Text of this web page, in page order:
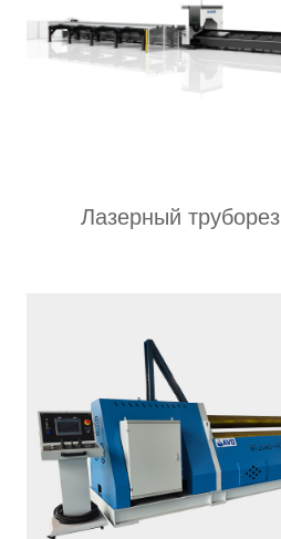
Лазерный труборез